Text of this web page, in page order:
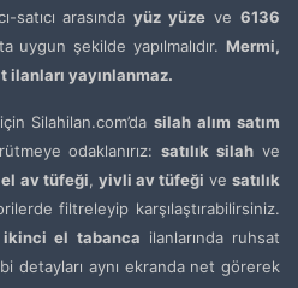
satıcı arasındayüz yüze ve6136
şekilde yapılmalıdır. Mermi,
yayınlanmaz.
Silahilan.com’dasilah alım satım
odaklanırız:satılık silah ve
av tüfeği, yivli av tüfeği vesatılık
filtreleyip karşılaştırabilirsiniz.
ikinci el tabanca ilanlarında ruhsat
detayları aynı ekranda net görerek